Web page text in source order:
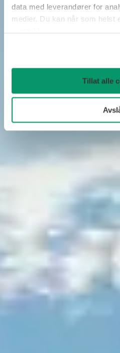
data med leverandører for
medier. Du kan når som helst
Tillat alle